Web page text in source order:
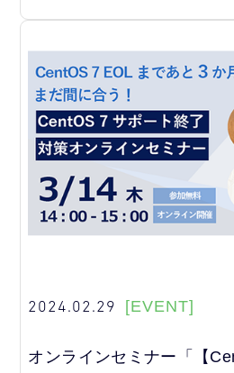
2024.02.29 [EVENT]
オンラインセミナー「【